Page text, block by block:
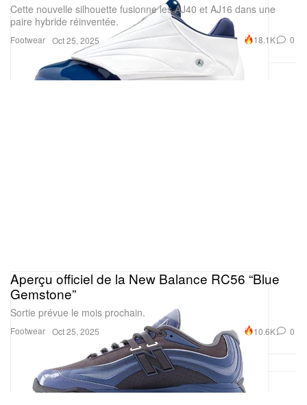
Footwear
Cette nouvelle silhouette fusionne les AJ40 et AJ16 dans une
paire hybride réinventée.
Oct 25, 2025 18.1K 0
Footwear
Aperçu officiel de la New Balance RC56 “Blue
Gemstone”
Sortie prévue le mois prochain.
Oct 25, 2025 10.6K 0